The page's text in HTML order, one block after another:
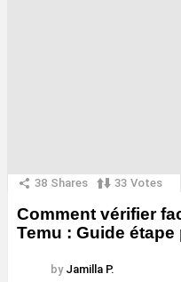
38 Shares 33 Votes
Comment vérifier
Temu : Guide étape
by Jamilla P.